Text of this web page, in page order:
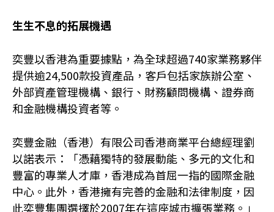
生生不息的拓展機遇
奕豐以香港為重要據點，為全球超過740家業務夥伴
提供逾24,500款投資產品，客戶包括家族辦公室、
外部資產管理機構、銀行、財務顧問機構、證券商
和金融機構投資者等。
奕豐金融（香港）有限公司香港商業平台總經理劉
以諾表示：「憑藉獨特的發展動能、多元的文化和
豐富的專業人才庫，香港成為首屈一指的國際金融
中心。此外，香港擁有完善的金融和法律制度，因
此奕豐集團選擇於2007年在這座城巿擴張業務。」